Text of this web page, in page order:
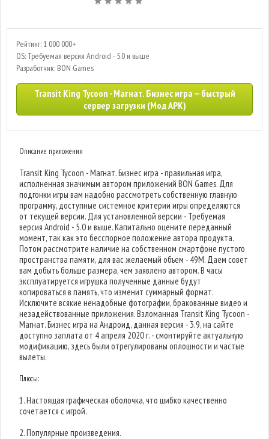
Рейтинг: 1 000 000+
OS: Требуемая версия Android - 5.0 и выше
Разработчик: BON Games
Transit King Tycoon - Магнат. Бизнес игра — быстрый
сервер загрузки (Мод APK)
Описание приложения
Transit King Tycoon - Магнат. Бизнес игра - правильная игра,
исполненная значимым автором приложений BON Games. Для
подгонки игры вам надобно рассмотреть собственную главную
программу, доступные системное критерии игры определяются
от текущей версии. Для установленной версии - Требуемая
версия Android - 5.0 и выше. Капитально оцените переданный
момент, так как это бесспорное положение автора продукта.
Потом рассмотрите наличие на собственном смартфоне пустого
пространства памяти, для вас желаемый объем - 49M. Даем совет
вам добыть больше размера, чем заявлено автором. В часы
эксплуатируется игрушка полученные данные будут
копироваться в память, что изменит суммарный формат.
Исключите всякие ненадобные фотографии, бракованные видео и
незадействованные приложения. Взломанная Transit King Tycoon -
Магнат. Бизнес игра на Андроид, данная версия - 3.9, на сайте
доступно заплата от 4 апреля 2020 г. - смонтируйте актуальную
модификацию, здесь были отрегулированы оплошности и частые
вылеты.
Плюсы:
1. Настоящая графическая оболочка, что шибко качественно
сочетается с игрой.
2. Популярные произведения.